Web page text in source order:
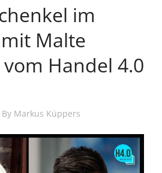
im
Malte
Handel 4.0
By Markus Küppers